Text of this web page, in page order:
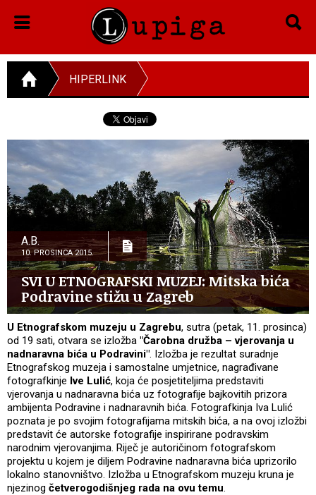
HIPERLINK
A.B.
10. PROSINCA 2015.
SVI U ETNOGRAFSKI MUZEJ: Mitska bića
Podravine stižu u Zagreb
U Etnografskom muzeju u Zagrebu, sutra (petak, 11. prosinca)
od 19 sati, otvara se izložba "Čarobna družba – vjerovanja u
nadnaravna bića u Podravini". Izložba je rezultat suradnje
Etnografskog muzeja i samostalne umjetnice, nagrađivane
fotografkinje Ive Lulić, koja će posjetiteljima predstaviti
vjerovanja u nadnaravna bića uz fotografije bajkovitih prizora
ambijenta Podravine i nadnaravnih bića. Fotografkinja Iva Lulić
poznata je po svojim fotografijama mitskih bića, a na ovoj izložbi
predstavit će autorske fotografije inspirirane podravskim
narodnim vjerovanjima. Riječ je autoričinom fotografskom
projektu u kojem je diljem Podravine nadnaravna bića uprizorilo
lokalno stanovništvo. Izložba u Etnografskom muzeju kruna je
njezinog četverogodišnjeg rada na ovu temu.